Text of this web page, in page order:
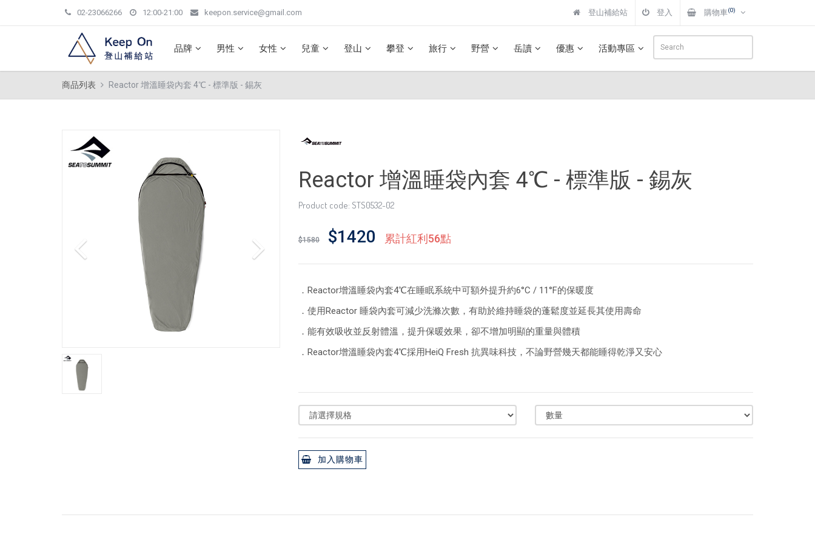
02-23066266 12:00-21:00 keepon.service@gmail.com 登山補給站 登入 購物車(0)
品牌 男性 女性 兒童 登山 攀登 旅行 野營 岳讀 優惠 活動專區
商品列表 Reactor 增溫睡袋內套 4℃ - 標準版 - 錫灰
Reactor 增溫睡袋內套 4℃ - 標準版 - 錫灰
Product code: STS0532-02
$1580 $1420 累計紅利56點
．Reactor增溫睡袋內套4℃在睡眠系統中可額外提升約6°C / 11°F的保暖度
．使用Reactor 睡袋內套可減少洗滌次數，有助於維持睡袋的蓬鬆度並延長其使用壽命
．能有效吸收並反射體溫，提升保暖效果，卻不增加明顯的重量與體積
．Reactor增溫睡袋內套4℃採用HeiQ Fresh 抗異味科技，不論野營幾天都能睡得乾淨又安心
加入購物車